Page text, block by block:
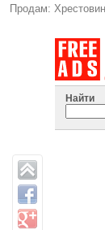
Продам:
Найти